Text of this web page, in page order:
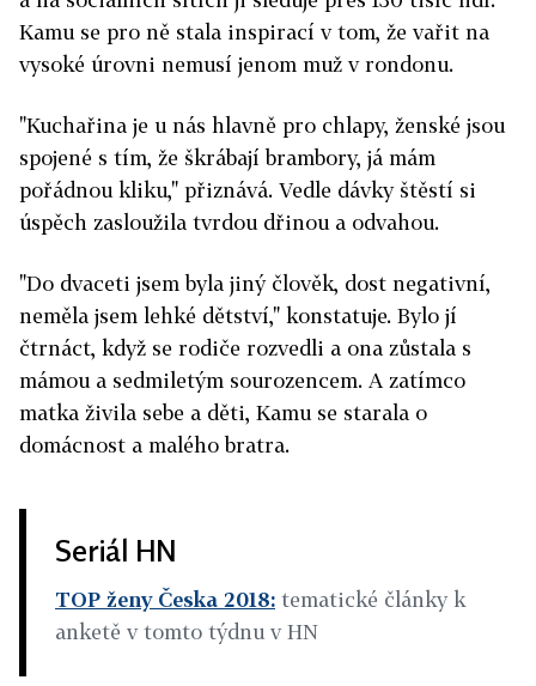
Kamu se pro ně stala inspirací v tom, že vařit na
vysoké úrovni nemusí jenom muž v rondonu.
"Kuchařina je u nás hlavně pro chlapy, ženské jsou
spojené s tím, že škrábají brambory, já mám
pořádnou kliku," přiznává. Vedle dávky štěstí si
úspěch zasloužila tvrdou dřinou a odvahou.
"Do dvaceti jsem byla jiný člověk, dost negativní,
neměla jsem lehké dětství," konstatuje. Bylo jí
čtrnáct, když se rodiče rozvedli a ona zůstala s
mámou a sedmiletým sourozencem. A zatímco
matka živila sebe a děti, Kamu se starala o
domácnost a malého bratra.
Seriál HN
TOP ženy Česka 2018: tematické články k
anketě v tomto týdnu v HN